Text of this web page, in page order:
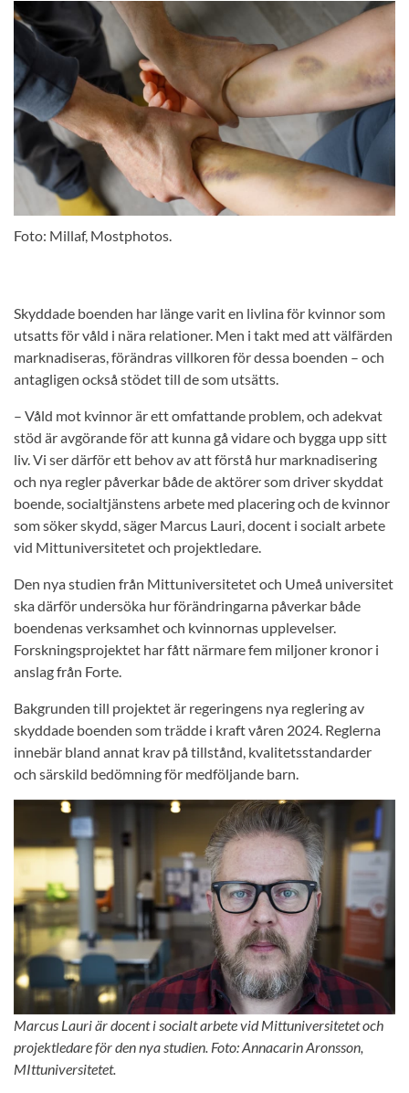
Foto: Millaf, Mostphotos.
Skyddade boenden har länge varit en livlina för kvinnor som
utsatts för våld i nära relationer. Men i takt med att välfärden
marknadiseras, förändras villkoren för dessa boenden – och
antagligen också stödet till de som utsätts.
– Våld mot kvinnor är ett omfattande problem, och adekvat
stöd är avgörande för att kunna gå vidare och bygga upp sitt
liv. Vi ser därför ett behov av att förstå hur marknadisering
och nya regler påverkar både de aktörer som driver skyddat
boende, socialtjänstens arbete med placering och de kvinnor
som söker skydd, säger Marcus Lauri, docent i socialt arbete
vid Mittuniversitetet och projektledare.
Den nya studien från Mittuniversitetet och Umeå universitet
ska därför undersöka hur förändringarna påverkar både
boendenas verksamhet och kvinnornas upplevelser.
Forskningsprojektet har fått närmare fem miljoner kronor i
anslag från Forte.
Bakgrunden till projektet är regeringens nya reglering av
skyddade boenden som trädde i kraft våren 2024. Reglerna
innebär bland annat krav på tillstånd, kvalitetsstandarder
och särskild bedömning för medföljande barn.
Marcus Lauri är docent i socialt arbete vid Mittuniversitetet och
projektledare för den nya studien. Foto: Annacarin Aronsson,
MIttuniversitetet.